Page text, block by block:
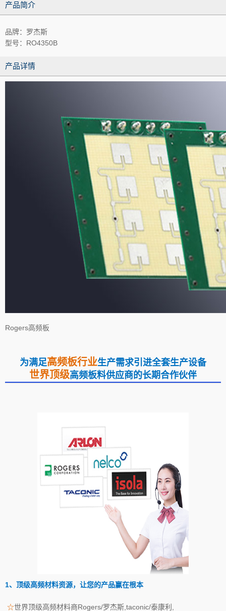
产品简介
品牌：罗杰斯
型号：RO4350B
产品详情
Rogers高频板
为满足高频板行业生产需求引进全套生产设备
世界顶级高频板料供应商的长期合作伙伴
1、顶级高频材料资源，让您的产品赢在根本
☆世界顶级高频材料商Rogers/罗杰斯,taconic/泰康利,